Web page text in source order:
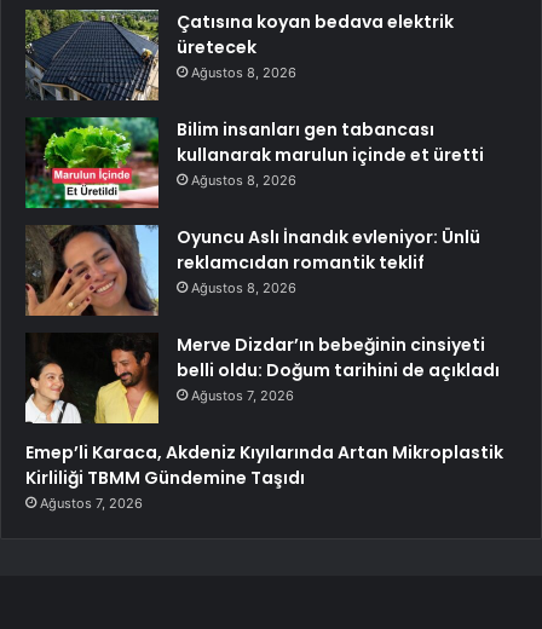
Çatısına koyan bedava elektrik
üretecek
Ağustos 8, 2026
Bilim insanları gen tabancası
kullanarak marulun içinde et üretti
Ağustos 8, 2026
Oyuncu Aslı İnandık evleniyor: Ünlü
reklamcıdan romantik teklif
Ağustos 8, 2026
Merve Dizdar’ın bebeğinin cinsiyeti
belli oldu: Doğum tarihini de açıkladı
Ağustos 7, 2026
Emep’li Karaca, Akdeniz Kıyılarında Artan Mikroplastik
Kirliliği TBMM Gündemine Taşıdı
Ağustos 7, 2026